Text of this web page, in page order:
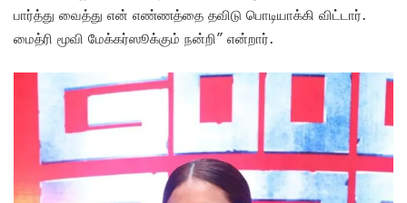
பார்த்து வைத்து என் எண்ணத்தை தவிடு பொடியாக்கி விட்டார்.
மைத்ரி மூவி மேக்கர்ஸூக்கும் நன்றி” என்றார்.